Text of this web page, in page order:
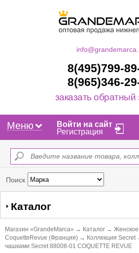
8(495)799-
8(965)346-
заказать обратный
Меню
Войти на сайт
Регистрация
Поиск
Каталог
Магазин «GrandeMarca» → Каталог → Женское
CoquetteRevue (Франция) → Коллекция Secret
чашками Secret 88008-01 COQUETTE REVUE